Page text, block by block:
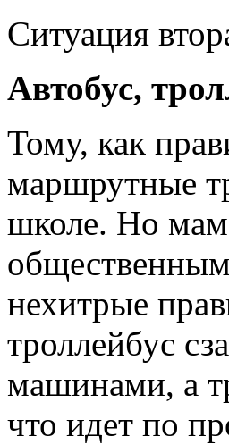
Ситуация
Автобус,
Тому, как
маршрутные
школе. Но
нехитрые
троллейбус
машинами, а
что идет по